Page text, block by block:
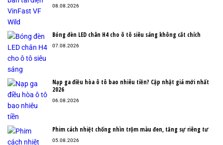
08.08.2026
Bóng đèn LED chân H4 cho ô tô siêu sáng không cắt chích
07.08.2026
Nạp ga điều hòa ô tô bao nhiêu tiền? Cập nhật giá mới nhất
2026
06.08.2026
Phim cách nhiệt chống nhìn trộm màu đen, tăng sự riêng tư
05.08.2026